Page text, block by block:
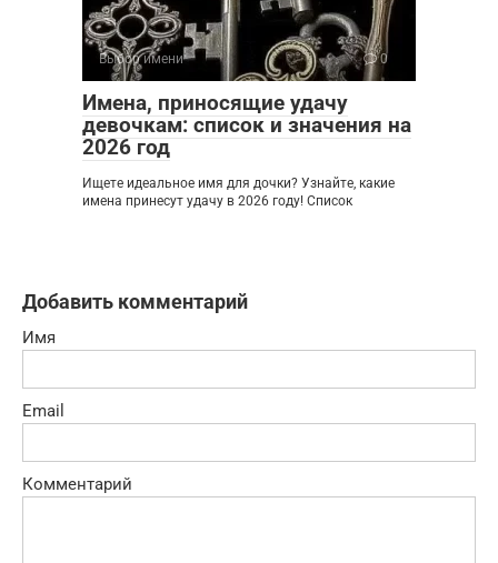
Выбор имени 0
Имена, приносящие удачу
девочкам: список и значения на
2026 год
Ищете идеальное имя для дочки? Узнайте, какие
имена принесут удачу в 2026 году! Список
Добавить комментарий
Имя
Email
Комментарий